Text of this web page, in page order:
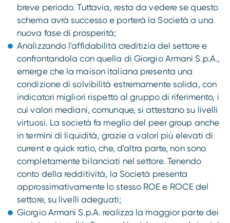
breve periodo. Tuttavia, resta da vedere se questo
schema avrà successo e porterà la Società a una
nuova fase di prosperità;
Analizzando l'affidabilità creditizia del settore e
confrontandola con quella di Giorgio Armani S.p.A.,
emerge che la maison italiana presenta una
condizione di solvibilità estremamente solida, con
indicatori migliori rispetto al gruppo di riferimento, i
cui valori mediani, comunque, si attestano su livelli
virtuosi. La società fa meglio del peer group anche
in termini di liquidità, grazie a valori più elevati di
current e quick ratio, che, d'altra parte, non sono
completamente bilanciati nel settore. Tenendo
conto della redditività, la Società presenta
approssimativamente lo stesso ROE e ROCE del
settore, su livelli adeguati;
Giorgio Armani S.p.A. realizza la maggior parte dei